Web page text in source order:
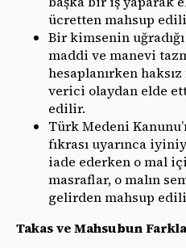
ücretten mahsup
Bir kimsenin
maddi ve manevi
hesaplanırken
verici olaydan elde
edilir.
Türk Medeni
fıkrası uyarınca
iade ederken o mal
masraflar, o malın
gelirden mahsup
Takas ve Mahsubun